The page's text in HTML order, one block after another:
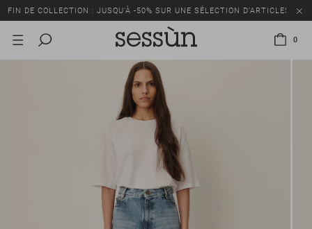
FIN DE COLLECTION : JUSQU’À -50% SUR UNE SÉLECTION D’ARTICLES
0